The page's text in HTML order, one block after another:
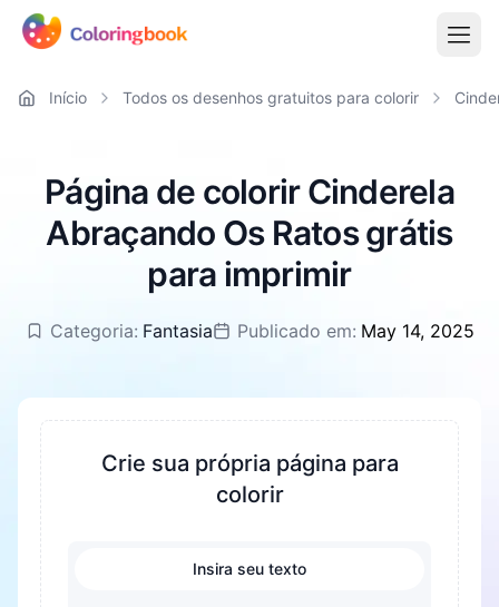
Início Todos os desenhos gratuitos para colorir
Página de colorir Cinderela
Abraçando Os Ratos grátis
para imprimir
Categoria: Fantasia Publicado em: May 14, 2025
Crie sua própria página para
colorir
Insira seu texto